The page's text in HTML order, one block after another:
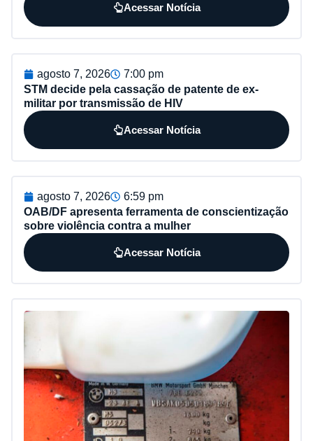
Acessar Notícia
agosto 7, 2026
7:00 pm
STM decide pela cassação de patente de ex-
militar por transmissão de HIV
Acessar Notícia
agosto 7, 2026
6:59 pm
OAB/DF apresenta ferramenta de conscientização
sobre violência contra a mulher
Acessar Notícia